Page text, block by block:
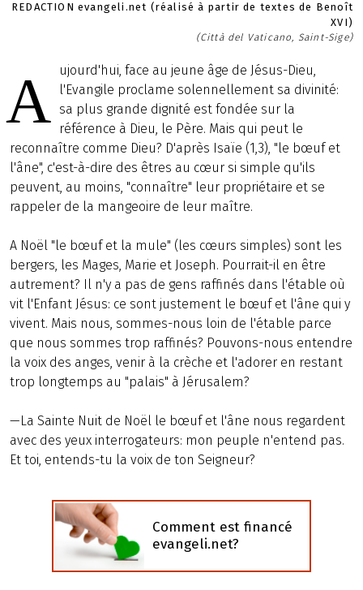
REDACTION evangeli.net (réalisé à partir de textes de Benoît
XVI)
(Città del Vaticano, Saint-Sige)
A
ujourd'hui, face au jeune âge de Jésus-Dieu,
l'Evangile proclame solennellement sa divinité:
sa plus grande dignité est fondée sur la
référence à Dieu, le Père. Mais qui peut le
reconnaître comme Dieu? D'après Isaïe (1,3), "le bœuf et
l'âne", c'est-à-dire des êtres au cœur si simple qu'ils
peuvent, au moins, "connaître" leur propriétaire et se
rappeler de la mangeoire de leur maître.
A Noël "le bœuf et la mule" (les cœurs simples) sont les
bergers, les Mages, Marie et Joseph. Pourrait-il en être
autrement? Il n'y a pas de gens raffinés dans l'étable où
vit l'Enfant Jésus: ce sont justement le bœuf et l'âne qui y
vivent. Mais nous, sommes-nous loin de l'étable parce
que nous sommes trop raffinés? Pouvons-nous entendre
la voix des anges, venir à la crèche et l'adorer en restant
trop longtemps au "palais" à Jérusalem?
—La Sainte Nuit de Noël le bœuf et l'âne nous regardent
avec des yeux interrogateurs: mon peuple n'entend pas.
Et toi, entends-tu la voix de ton Seigneur?
Comment est financé
evangeli.net?